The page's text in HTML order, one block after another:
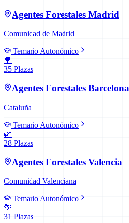
Agentes Forestales Madrid
Comunidad de Madrid
Temario Autonómico
🌳
35 Plazas
Agentes Forestales Barcelona
Cataluña
Temario Autonómico
🌿
28 Plazas
Agentes Forestales Valencia
Comunidad Valenciana
Temario Autonómico
🌴
31 Plazas